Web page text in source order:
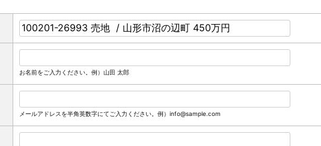
お名前をご入力ください。例）山田 太郎
メールアドレスを半角英数字にてご入力ください。例）info@sample.com